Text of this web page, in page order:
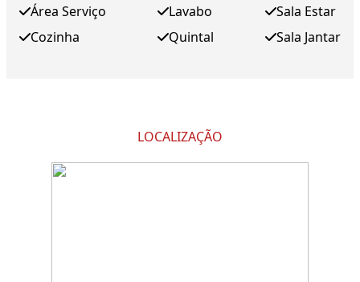
Área Serviço
Cozinha
Lavabo
Quintal
Sala Estar
Sala Jantar
LOCALIZAÇÃO